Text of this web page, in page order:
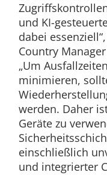
und KI-
dabei
Country
„Um
minimieren,
werden. Daher
Geräte zu
einschließlich
und integrierter